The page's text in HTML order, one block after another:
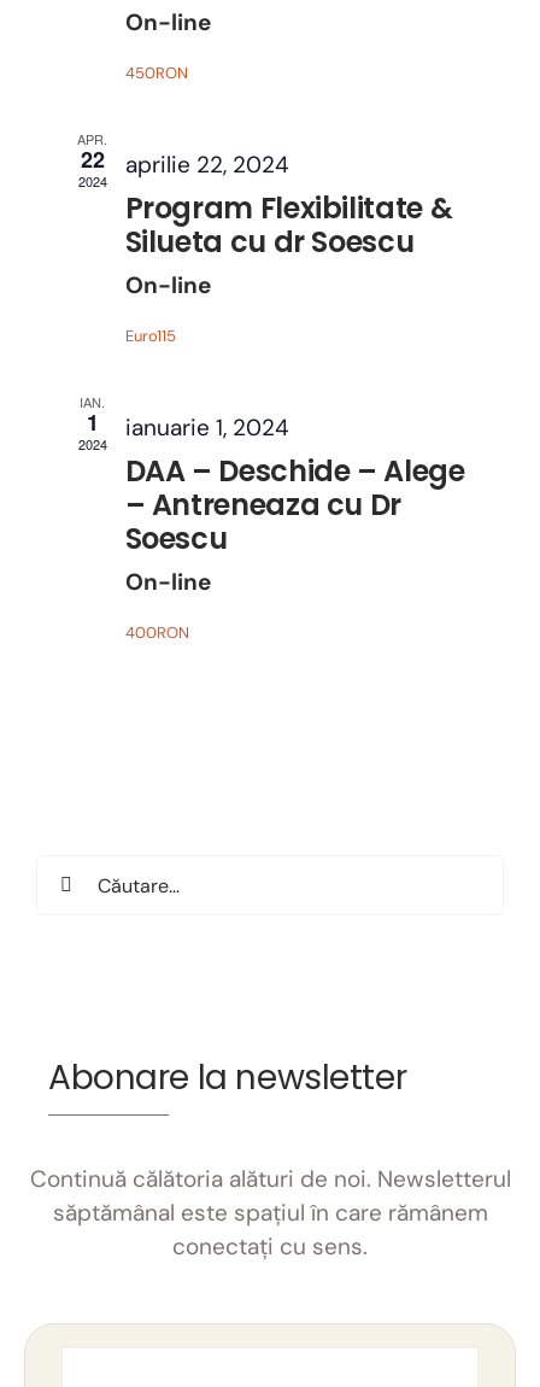
On-line
450RON
APR.
22
2024
aprilie 22, 2024
Program Flexibilitate &
Silueta cu dr Soescu
On-line
Euro115
IAN.
1
2024
ianuarie 1, 2024
DAA – Deschide – Alege
– Antreneaza cu Dr
Soescu
On-line
400RON
Search
Abonare la newsletter
Continuă călătoria alături de noi. Newsletterul
săptămânal este spațiul în care rămânem
conectați cu sens.